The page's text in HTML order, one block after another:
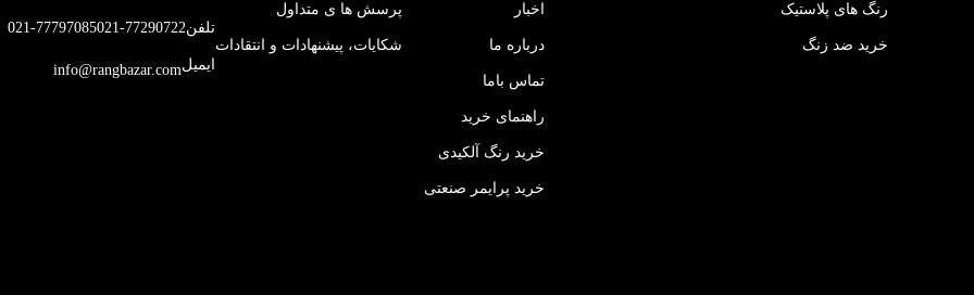
رنگ های پلاستیک
خرید ضد زنگ
اخبار
درباره ما
تماس باما
راهنمای خرید
خرید رنگ آلکیدی
خرید پرایمر صنعتی
پرسش ها ی متداول
شکایات، پیشنهادات و انتقادات
تلفن021-77290722
021-77797085
ایمیلinfo@rangbazar.com